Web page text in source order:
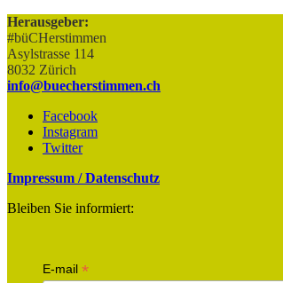
Herausgeber:
#büCHerstimmen
Asylstrasse 114
8032 Zürich
info@buecherstimmen.ch
Facebook
Instagram
Twitter
Impressum / Datenschutz
Bleiben Sie informiert:
E-mail *